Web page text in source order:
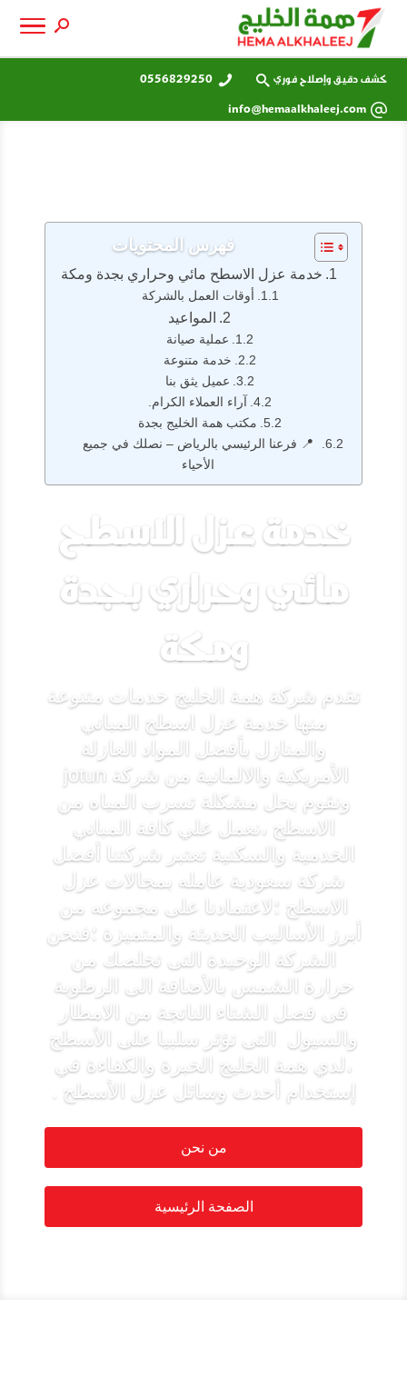
كشف دقيق وإصلاح فوري
0556829250
info@hemaalkhaleej.com
فهرس المحتويات
خدمة عزل الاسطح مائي وحراري بجدة ومكة
أوقات العمل بالشركة
المواعيد
عملية صيانة
خدمة متنوعة
عميل يثق بنا
آراء العملاء الكرام.
مكتب همة الخليج بجدة
📍 فرعنا الرئيسي بالرياض – نصلك في جميع
الأحياء
خدمة عزل الاسطح
مائي وحراري بجدة
ومكة
تقدم شركة همة الخليج خدمات متنوعة
منها خدمة عزل اسطح المباني
والمنازل بأفضل المواد العازلة
ونقوم بحل مشكلة تسرب المياه من
الاسطح ،نعمل علي كافة المباني
الخدمية والسكنية تعتبر شركتنا أفضل
شركة سعودية عامله بمجالات عزل
الاسطح ؛لاعتمادنا على مجموعه من
أبرز الأساليب الحديثة والمتميزة ؛فنحن
الشركة الوحيدة التى تخلصك من
حرارة الشمس بالأضافة الى الرطوبة
فى فصل الشتاء الناتجة من الامطار
والسيول التى تؤثر سلبيا على الأسطح
،لدي همة الخليج الخبرة والكفاءة في
إستخدام أحدث وسائل عزل الأسطح .
من نحن
الصفحة الرئيسية